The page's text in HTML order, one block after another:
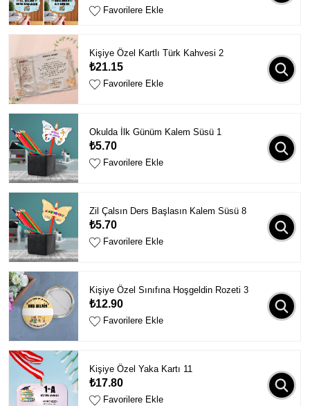
Favorilere Ekle
Kişiye Özel Kartlı Türk Kahvesi 2
₺21.15
Favorilere Ekle
Okulda İlk Günüm Kalem Süsü 1
₺5.70
Favorilere Ekle
Zil Çalsın Ders Başlasın Kalem Süsü 8
₺5.70
Favorilere Ekle
Kişiye Özel Sınıfına Hoşgeldin Rozeti 3
₺12.90
Favorilere Ekle
Kişiye Özel Yaka Kartı 11
₺17.80
Favorilere Ekle